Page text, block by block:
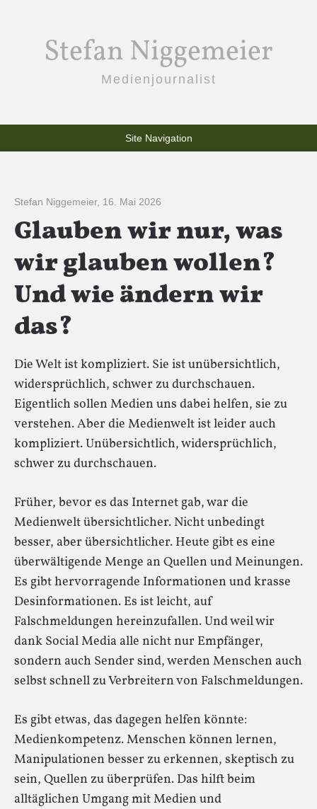
Stefan Niggemeier
Medienjournalist
Site Navigation
Stefan Niggemeier, 16. Mai 2026
Glauben wir nur, was
wir glauben wollen?
Und wie ändern wir
das?
Die Welt ist kompliziert. Sie ist unübersichtlich,
widersprüchlich, schwer zu durchschauen.
Eigentlich sollen Medien uns dabei helfen, sie zu
verstehen. Aber die Medienwelt ist leider auch
kompliziert. Unübersichtlich, widersprüchlich,
schwer zu durchschauen.
Früher, bevor es das Internet gab, war die
Medienwelt übersichtlicher. Nicht unbedingt
besser, aber übersichtlicher. Heute gibt es eine
überwältigende Menge an Quellen und Meinungen.
Es gibt hervorragende Informationen und krasse
Desinformationen. Es ist leicht, auf
Falschmeldungen hereinzufallen. Und weil wir
dank Social Media alle nicht nur Empfänger,
sondern auch Sender sind, werden Menschen auch
selbst schnell zu Verbreitern von Falschmeldungen.
Es gibt etwas, das dagegen helfen könnte:
Medienkompetenz. Menschen können lernen,
Manipulationen besser zu erkennen, skeptisch zu
sein, Quellen zu überprüfen. Das hilft beim
alltäglichen Umgang mit Medien und